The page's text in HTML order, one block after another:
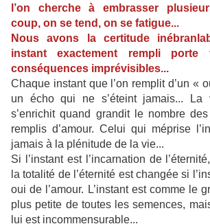
l’on cherche à embrasser
coup, on se tend, on se fatigue...
Nous avons la certitude
instant exactement rempli
conséquences imprévisibles...
Chaque instant que l’on remplit d’un «
un écho qui ne s’éteint jamais... La
s’enrichit quand grandit le nombre
remplis d’amour. Celui qui méprise
jamais à la plénitude de la vie...
Si l’instant est l’incarnation de
la totalité de l’éternité est changée si
oui de l’amour. L’instant est comme le
plus petite de toutes les semences,
lui est incommensurable...